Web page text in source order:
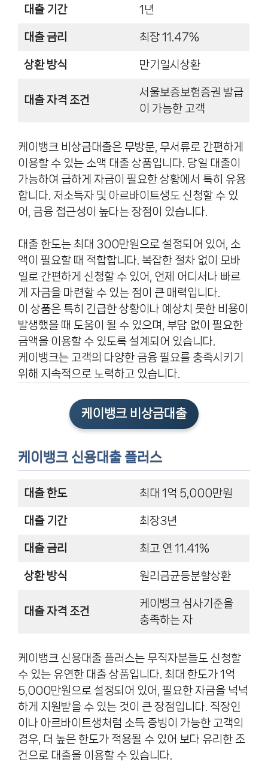
대출 기간 1년
대출 금리 최장 11.47%
상환 방식 만기일시상환
대출 자격 조건
서울보증보험증권 발급
이 가능한 고객
케이뱅크 비상금대출은 무방문, 무서류로 간편하게
이용할 수 있는 소액 대출 상품입니다. 당일 대출이
가능하여 급하게 자금이 필요한 상황에서 특히 유용
합니다. 저소득자 및 아르바이트생도 신청할 수 있
어, 금융 접근성이 높다는 장점이 있습니다.
대출 한도는 최대 300만원으로 설정되어 있어, 소
액이 필요할 때 적합합니다. 복잡한 절차 없이 모바
일로 간편하게 신청할 수 있어, 언제 어디서나 빠르
게 자금을 마련할 수 있는 점이 큰 매력입니다.
이 상품은 특히 긴급한 상황이나 예상치 못한 비용이
발생했을 때 도움이 될 수 있으며, 부담 없이 필요한
금액을 이용할 수 있도록 설계되어 있습니다.
케이뱅크는 고객의 다양한 금융 필요를 충족시키기
위해 지속적으로 노력하고 있습니다.
케이뱅크 비상금대출
케이뱅크 신용대출 플러스
대출 한도 최대 1억 5,000만원
대출 기간 최장3년
대출 금리 최고 연 11.41%
상환 방식 원리금균등분할상환
대출 자격 조건
케이뱅크 심사기준을
충족하는 자
케이뱅크 신용대출 플러스는 무직자분들도 신청할
수 있는 유연한 대출 상품입니다. 최대 한도가 1억
5,000만원으로 설정되어 있어, 필요한 자금을 넉넉
하게 지원받을 수 있는 것이 큰 장점입니다. 직장인
이나 아르바이트생처럼 소득 증빙이 가능한 고객의
경우, 더 높은 한도가 적용될 수 있어 보다 유리한 조
건으로 대출을 이용할 수 있습니다.